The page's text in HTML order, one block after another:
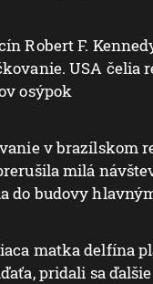
Robert F.
USA čelia
osýpok
v brazílskom
milá
do budovy
matka delfína
pridali sa